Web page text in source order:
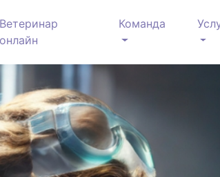
Ветеринар
онлайн
Команда